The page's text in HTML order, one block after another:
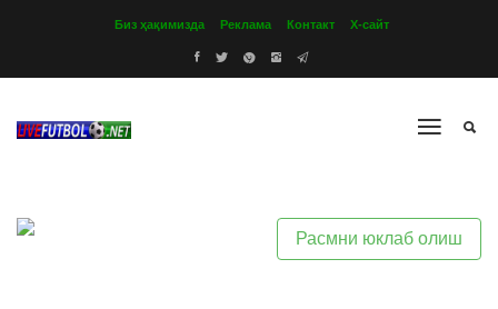
Биз ҳақимизда Реклама Контакт Х-сайт
Расмни юклаб олиш